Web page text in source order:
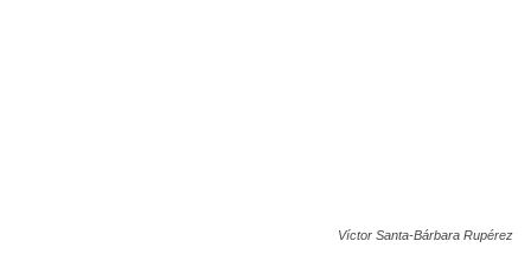
Víctor Santa-Bárbara Rupérez